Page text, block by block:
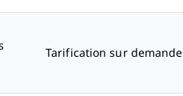
Tarification sur demande